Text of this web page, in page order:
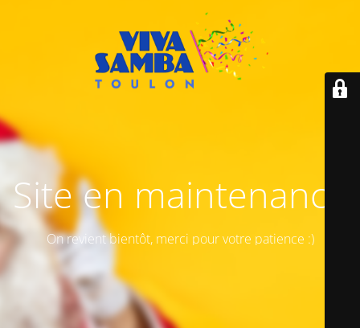
Site en maintenance
On revient bientôt, merci pour votre patience :)